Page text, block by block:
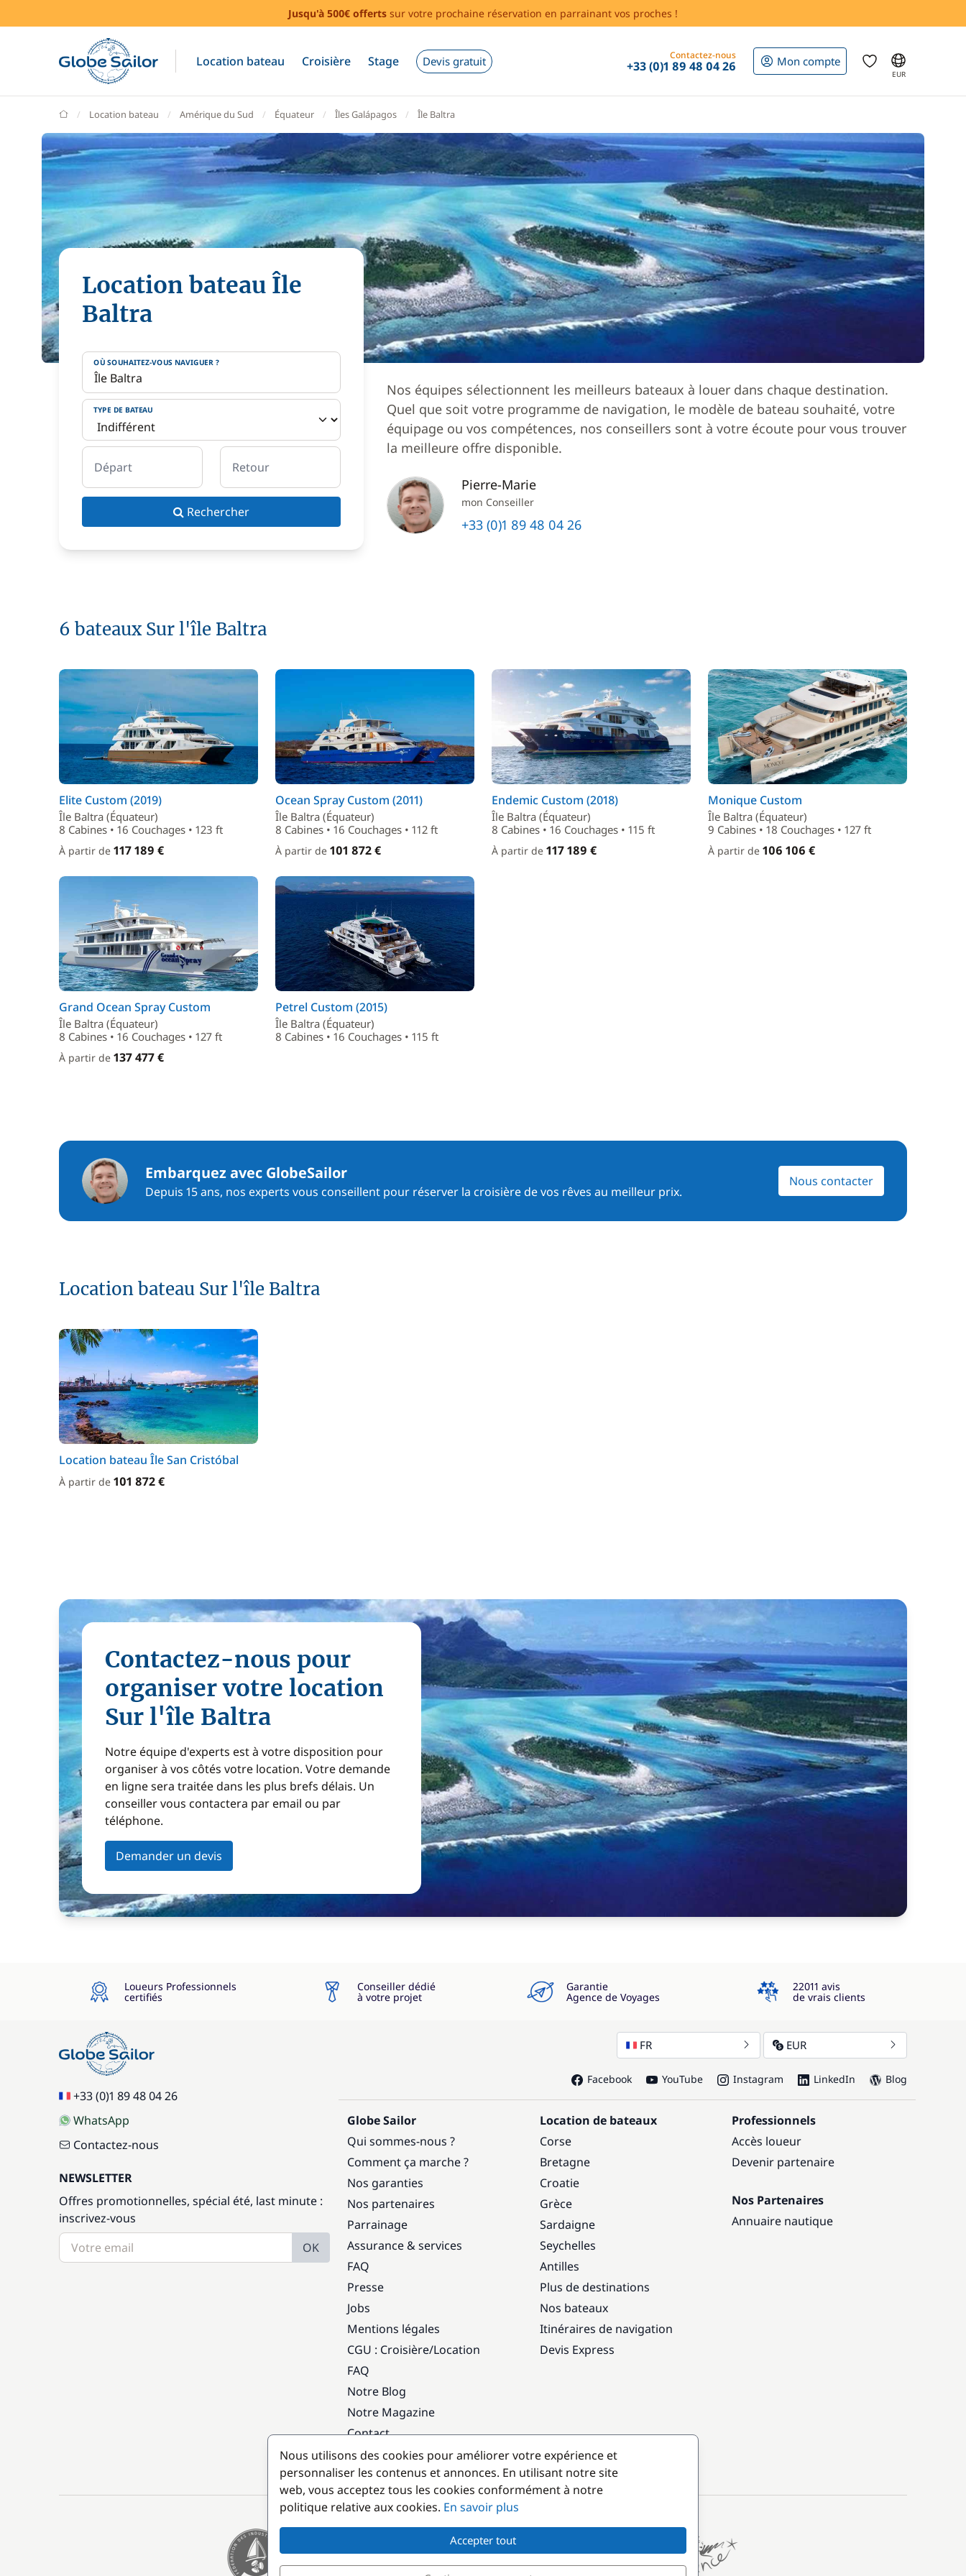
Jusqu'à 500€ offerts sur votre prochaine réservation en parrainant vos proches !
Location bateau Croisière Stage Devis gratuit Contactez-nous
+33 (0)1 89 48 04 26 Mon compte
EUR
GlobeSailor
Location bateau Amérique du Sud Équateur Îles Galápagos Île Baltra
Location bateau Île
Baltra
OÙ SOUHAITEZ-VOUS NAVIGUER ?
TYPE DE BATEAU
Départ Retour
Rechercher
Nos équipes sélectionnent les meilleurs bateaux à louer dans chaque destination.
Quel que soit votre programme de navigation, le modèle de bateau souhaité, votre
équipage ou vos compétences, nos conseillers sont à votre écoute pour vous trouver
la meilleure offre disponible.
Pierre-Marie
mon Conseiller
+33 (0)1 89 48 04 26
6 bateaux Sur l'île Baltra
Elite Custom (2019)
Île Baltra (Équateur)
8 Cabines • 16 Couchages • 123 ft
À partir de 117 189 €
Ocean Spray Custom (2011)
Île Baltra (Équateur)
8 Cabines • 16 Couchages • 112 ft
À partir de 101 872 €
Endemic Custom (2018)
Île Baltra (Équateur)
8 Cabines • 16 Couchages • 115 ft
À partir de 117 189 €
Monique Custom
Île Baltra (Équateur)
9 Cabines • 18 Couchages • 127 ft
À partir de 106 106 €
Grand Ocean Spray Custom
Île Baltra (Équateur)
8 Cabines • 16 Couchages • 127 ft
À partir de 137 477 €
Petrel Custom (2015)
Île Baltra (Équateur)
8 Cabines • 16 Couchages • 115 ft
Embarquez avec GlobeSailor
Depuis 15 ans, nos experts vous conseillent pour réserver la croisière de vos rêves au meilleur prix.
Nous contacter
Location bateau Sur l'île Baltra
Location bateau Île San Cristóbal
À partir de 101 872 €
Contactez-nous pour
organiser votre location
Sur l'île Baltra
Notre équipe d'experts est à votre disposition pour
organiser à vos côtés votre location. Votre demande
en ligne sera traitée dans les plus brefs délais. Un
conseiller vous contactera par email ou par
téléphone.
Demander un devis
Loueurs Professionnels
certifiés
Conseiller dédié
à votre projet
Garantie
Agence de Voyages
4.3
22011 avis
de vrais clients
+33 (0)1 89 48 04 26
WhatsApp
Contactez-nous
NEWSLETTER
Offres promotionnelles, spécial été, last minute :
inscrivez-vous
OK
FR EUR
Facebook YouTube Instagram LinkedIn Blog
Globe Sailor
Qui sommes-nous ?
Comment ça marche ?
Nos garanties
Nos partenaires
Parrainage
Assurance & services
FAQ
Presse
Jobs
Mentions légales
CGU : Croisière/Location
FAQ
Notre Blog
Notre Magazine
Contact
Location de bateaux
Corse
Bretagne
Croatie
Grèce
Sardaigne
Seychelles
Antilles
Plus de destinations
Nos bateaux
Itinéraires de navigation
Devis Express
Professionnels
Accès loueur
Devenir partenaire
Nos Partenaires
Annuaire nautique
Destinations populaires
Nous utilisons des cookies pour améliorer votre expérience et
personnaliser les contenus et annonces. En utilisant notre site
web, vous acceptez tous les cookies conformément à notre
politique relative aux cookies. En savoir plus
Accepter tout